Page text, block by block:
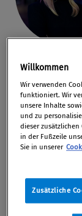
Ass.iur.
Artikel
Artikel
Vita
Ass. iur.
Compliance
Willkommen
Wir verwenden
funktioniert. Wir
unsere Inhalte
und zu
dieser
in der Fußzeile
Sie in unserer
Zusätzliche